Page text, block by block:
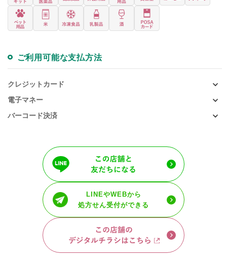
ご利用可能な支払方法
クレジットカード
電子マネー
バーコード決済
LINEやWEBから
処方せん受付ができる